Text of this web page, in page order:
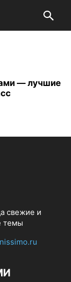
— лучшие
свежие и
темы